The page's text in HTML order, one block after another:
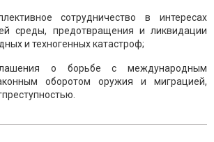
сотрудничество в интересах
среды, предотвращения и ликвидации
и техногенных катастроф;
о борьбе с международным
оборотом оружия и миграцией,